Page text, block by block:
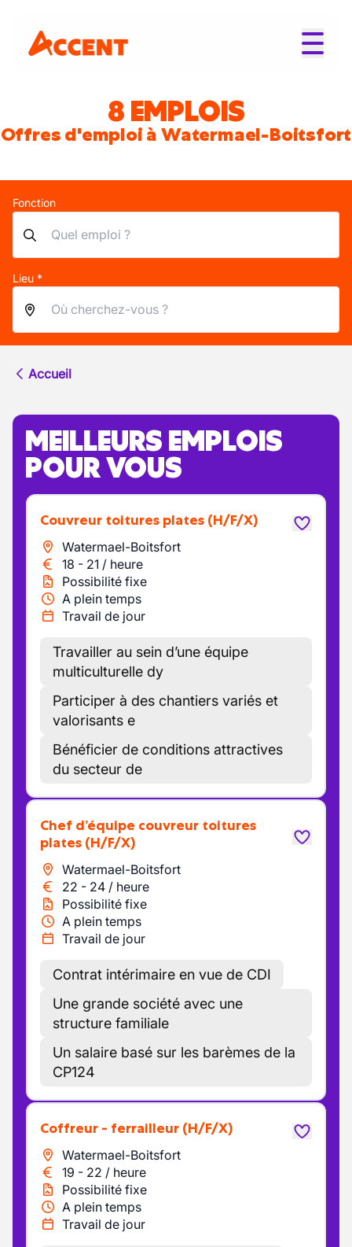
8 EMPLOIS
Offres d'emploi à Watermael-Boitsfort
Fonction
Lieu *
Accueil
MEILLEURS EMPLOIS
POUR VOUS
Couvreur toitures plates (H/F/X)
Watermael-Boitsfort
18 - 21 / heure
Possibilité fixe
A plein temps
Travail de jour
Travailler au sein d’une équipe
multiculturelle dy
Participer à des chantiers variés et
valorisants e
Bénéficier de conditions attractives
du secteur de
Chef d’équipe couvreur toitures
plates (H/F/X)
Watermael-Boitsfort
22 - 24 / heure
Possibilité fixe
A plein temps
Travail de jour
Contrat intérimaire en vue de CDI
Une grande société avec une
structure familiale
Un salaire basé sur les barèmes de la
CP124
Coffreur - ferrailleur (H/F/X)
Watermael-Boitsfort
19 - 22 / heure
Possibilité fixe
A plein temps
Travail de jour